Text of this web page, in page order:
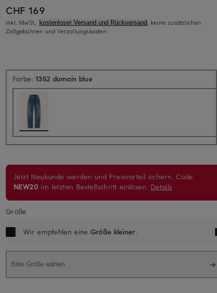
CHF 169
inkl. MwSt., kostenloser Versand und Rückversand, keine zusätzlichen
Zollgebühren und Verzollungskosten
Farbe:1352 domain blue
Jetzt Neukunde werden und Preisvorteil sichern. Code
NEW20 im letzten Bestellschritt einlösen. Details
Größe
Wir empfehlen eine Größe kleiner.
Bitte Größe wählen